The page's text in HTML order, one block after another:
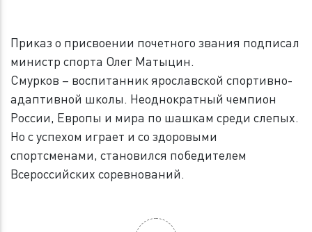
Приказ о присвоении почетного звания подписал
министр спорта Олег Матыцин.
Смурков – воспитанник ярославской спортивно-
адаптивной школы. Неоднократный чемпион
России, Европы и мира по шашкам среди слепых.
Но с успехом играет и со здоровыми
спортсменами, становился победителем
Всероссийских соревнований.